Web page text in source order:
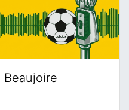
Beaujoire